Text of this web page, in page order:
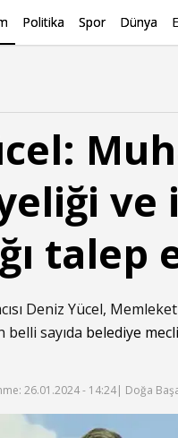
Politika Spor Dünya
ve
talep
Deniz Yücel,
sayıda belediye
26.01.2024 - 14:24| Doğa